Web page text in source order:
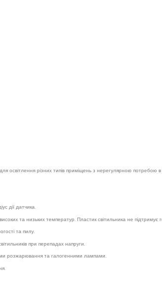
освітлення різних типів приміщень з нерегулярною потребою
дії датчика.
та низьких температур. Пластик світильника не підтримує
та пилу.
при перепадах напруги.
розжарювання та галогенними лампами.